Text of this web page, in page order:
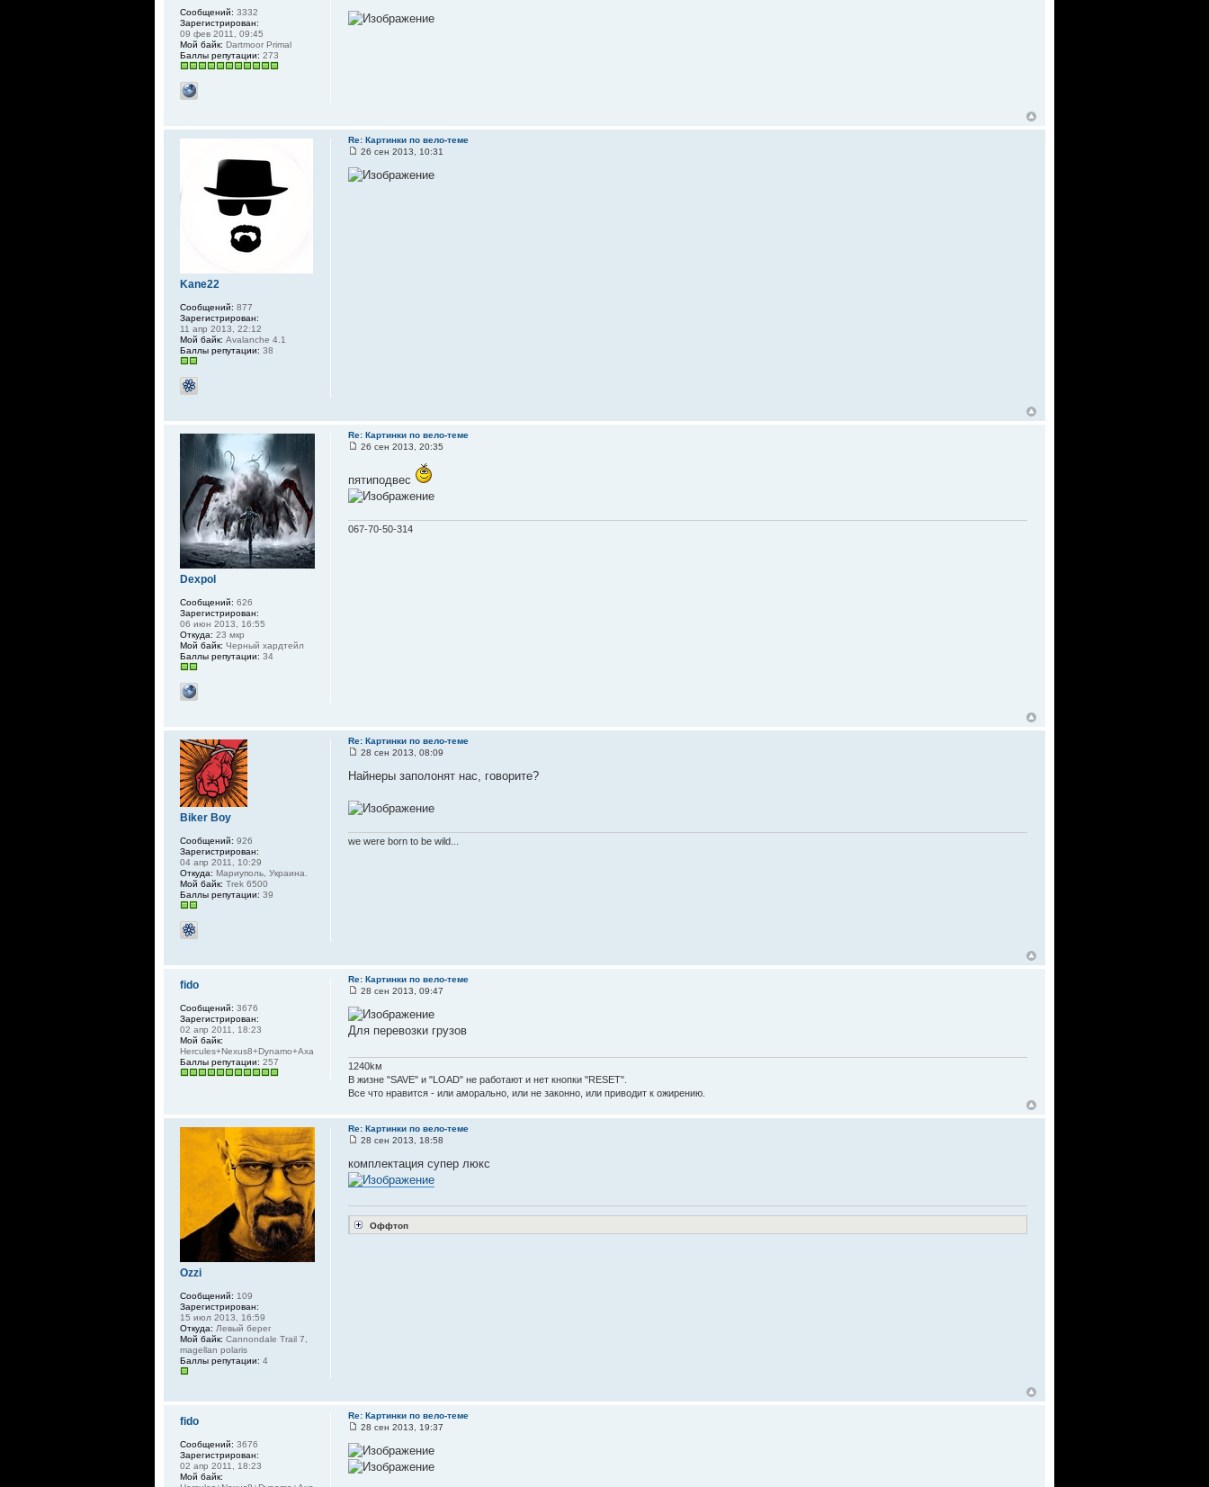
Сообщений: 3332
Зарегистрирован:
09 фев 2011, 09:45
Мой байк: Dartmoor Primal
Баллы репутации: 273
Re: Картинки по вело-теме
26 сен 2013, 10:31
Kane22
Сообщений: 877
Зарегистрирован:
11 апр 2013, 22:12
Мой байк: Avalanche 4.1
Баллы репутации: 38
Re: Картинки по вело-теме
26 сен 2013, 20:35
пятиподвес
067-70-50-314
Dexpol
Сообщений: 626
Зарегистрирован:
06 июн 2013, 16:55
Откуда: 23 мкр
Мой байк: Черный хардтейл
Баллы репутации: 34
Re: Картинки по вело-теме
28 сен 2013, 08:09
Найнеры заполонят нас, говорите?
we were born to be wild...
Biker Boy
Сообщений: 926
Зарегистрирован:
04 апр 2011, 10:29
Откуда: Мариуполь, Украина.
Мой байк: Trek 6500
Баллы репутации: 39
Re: Картинки по вело-теме
28 сен 2013, 09:47
Для перевозки грузов
1240kм
В жизне "SAVE" и "LOAD" не работают и нет кнопки "RESET".
Все что нравится - или аморально, или не законно, или приводит к ожирению.
fido
Сообщений: 3676
Зарегистрирован:
02 апр 2011, 18:23
Мой байк:
Hercules+Nexus8+Dynamo+Axa
Баллы репутации: 257
Re: Картинки по вело-теме
28 сен 2013, 18:58
комплектация супер люкс
Оффтоп
Ozzi
Сообщений: 109
Зарегистрирован:
15 июл 2013, 16:59
Откуда: Левый берег
Мой байк: Cannondale Trail 7,
magellan polaris
Баллы репутации: 4
Re: Картинки по вело-теме
28 сен 2013, 19:37
fido
Сообщений: 3676
Зарегистрирован:
02 апр 2011, 18:23
Мой байк: